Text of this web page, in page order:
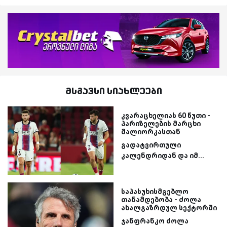
მსგავსი სიახლეები
კვარაცხელიას 60 წუთი -
პარიზელების მარცხი
მალიორკასთან
გადატვირთული
კალენდრიდან და იმ...
საპასუხისმგებლო
თანამდებობა - ძოლა
ახალგაზრდულ სექტორში
ჯანფრანკო ძოლა